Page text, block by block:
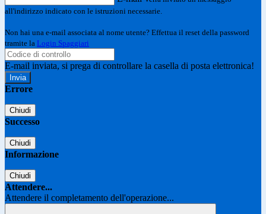
all'indirizzo indicato con le istruzioni necessarie.
Non hai una e-mail associata al nome utente? Effettua il reset della password
tramite la Login Spaggiari
E-mail inviata, si prega di controllare la casella di posta elettronica!
Errore
Chiudi
Successo
Chiudi
Informazione
Chiudi
Attendere...
Attendere il completamento dell'operazione...